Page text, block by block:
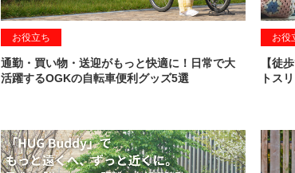
お役立ち
通勤・買い物・送迎がもっと快適に！日常で大
活躍するOGKの自転車便利グッズ5選
お役
【徒
トス